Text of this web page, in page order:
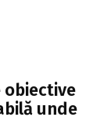
obiective
unde